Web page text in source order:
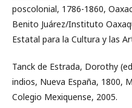
poscolonial, 1786-1860,
Benito Juárez/Instituto
Estatal para la Cultura y las
Tanck de Estrada, Dorothy
indios, Nueva España, 1800,
Colegio Mexiquense, 2005.